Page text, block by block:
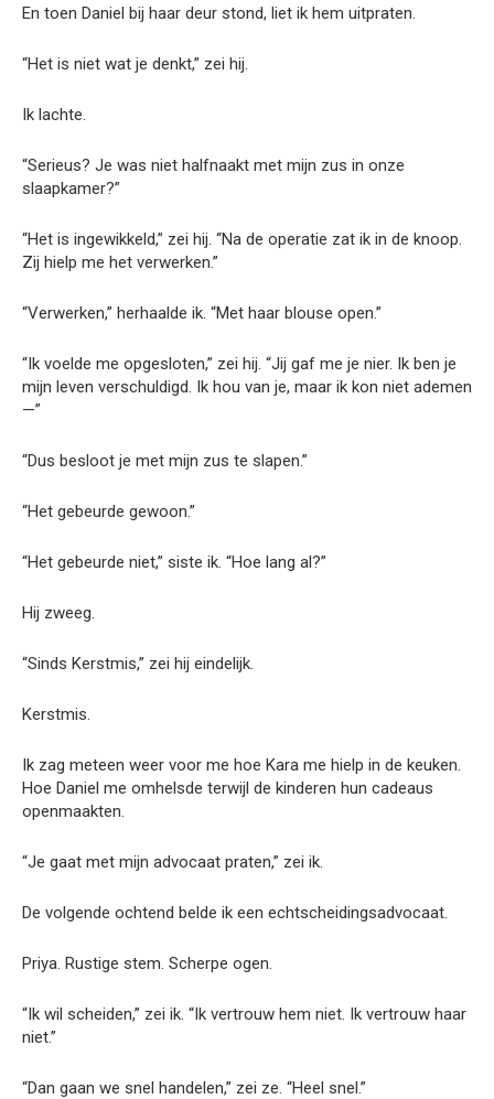
En toen Daniel bij haar deur stond, liet ik hem uitpraten.
“Het is niet wat je denkt,” zei hij.
Ik lachte.
“Serieus? Je was niet halfnaakt met mijn zus in onze
slaapkamer?”
“Het is ingewikkeld,” zei hij. “Na de operatie zat ik in de knoop.
Zij hielp me het verwerken.”
“Verwerken,” herhaalde ik. “Met haar blouse open.”
“Ik voelde me opgesloten,” zei hij. “Jij gaf me je nier. Ik ben je
mijn leven verschuldigd. Ik hou van je, maar ik kon niet ademen
—”
“Dus besloot je met mijn zus te slapen.”
“Het gebeurde gewoon.”
“Het gebeurde niet,” siste ik. “Hoe lang al?”
Hij zweeg.
“Sinds Kerstmis,” zei hij eindelijk.
Kerstmis.
Ik zag meteen weer voor me hoe Kara me hielp in de keuken.
Hoe Daniel me omhelsde terwijl de kinderen hun cadeaus
openmaakten.
“Je gaat met mijn advocaat praten,” zei ik.
De volgende ochtend belde ik een echtscheidingsadvocaat.
Priya. Rustige stem. Scherpe ogen.
“Ik wil scheiden,” zei ik. “Ik vertrouw hem niet. Ik vertrouw haar
niet.”
“Dan gaan we snel handelen,” zei ze. “Heel snel.”